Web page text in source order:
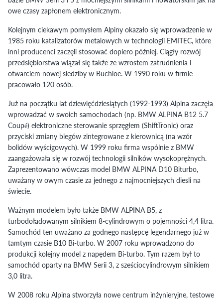
owe czasy zapłonem elektronicznym.
Kolejnym ciekawym pomysłem Alpiny okazało się wprowadzenie w
1985 roku katalizatorów metalowych w technologii EMITEC, które
inni producenci zaczęli stosować dopiero później. Ciągły rozwój
przedsiębiorstwa wiązał się także ze wzrostem zatrudnienia i
otwarciem nowej siedziby w Buchloe. W 1990 roku w firmie
pracowało 120 osób.
Już na początku lat dziewięćdziesiątych (1992-1993) Alpina zaczęła
wprowadzać w swoich samochodach (np. BMW ALPINA B12 5.7
Coupé) elektroniczne sterowanie sprzęgłem (ShiftTronic) oraz
przyciski zmiany biegów zintegrowane z kierownicą (na wzór
bolidów wyścigowych). W 1999 roku firma wspólnie z BMW
zaangażowała się w rozwój technologii silników wysokoprężnych.
Zaprezentowano wówczas model BMW ALPINA D10 Biturbo,
uważany w owym czasie za jednego z najmocniejszych diesli na
świecie.
Ważnym modelem było także BMW ALPINA B5, z
turbodoładowanym silnikiem 8-cylindrowym o pojemności 4,4 litra.
Samochód ten uważano za godnego następcę legendarnego już w
tamtym czasie B10 Bi-turbo. W 2007 roku wprowadzono do
produkcji kolejny model z napędem Bi-turbo. Tym razem był to
samochód oparty na BMW Serii 3, z sześciocylindrowym silnikiem
3,0 litra.
W 2008 roku Alpina stworzyła nowe centrum inżynieryjne, testowe